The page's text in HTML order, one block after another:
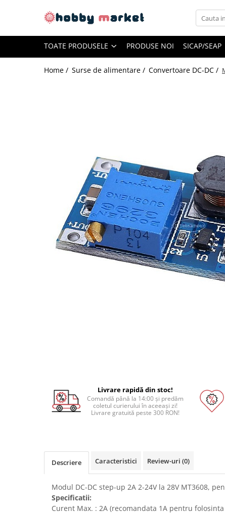
Piese si componente imprimante
Piese electrice si electronice
Piese mecanice
Pat printare
Cap printare
Incarcare, descarcare si afisare
Accesorii baterii si acumulatori
Module atasabile Arduino
Module Wireless
Senzori Arduino
TOATE PRODUSELE PRODUSE NOI SICAP/SEAP
Home / Surse de alimentare / Convertoare DC-DC /
Livrare rapidă din stoc!
Comandă până la 14:00 și predăm
coletul curierului în aceeași zi!
Livrare gratuită peste 300 RON!
Descriere Caracteristici Review-uri (0)
Modul DC-DC step-up 2A 2-24V la 28V MT3608,
Specificatii:
Curent Max. : 2A (recomandata 1A pentru